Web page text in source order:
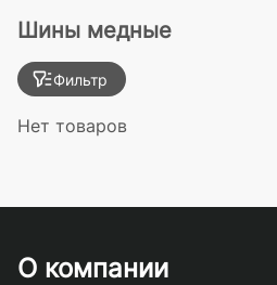
Шины медные
Фильтр
Нет товаров
О компании